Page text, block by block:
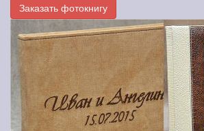
Заказать фотокнигу